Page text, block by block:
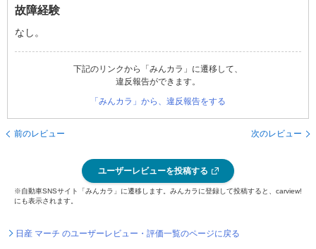
故障経験
なし。
下記のリンクから「みんカラ」に遷移して、
違反報告ができます。
「みんカラ」から、違反報告をする
前のレビュー 次のレビュー
ユーザーレビューを投稿する
※自動車SNSサイト「みんカラ」に遷移します。みんカラに登録して投稿すると、carview!
にも表示されます。
日産 マーチ のユーザーレビュー・評価一覧のページに戻る